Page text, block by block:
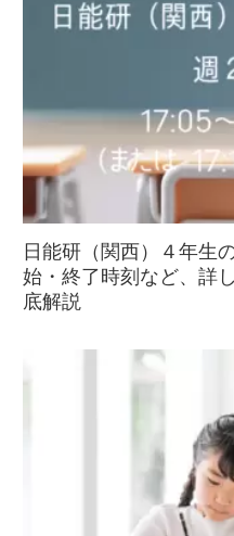
日能研（関西）４年生
始・終了時刻など、詳
底解説